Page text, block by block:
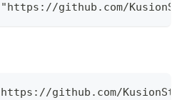
github.com/
github.com/